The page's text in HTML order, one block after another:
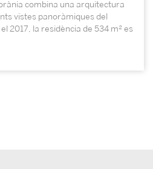
combina una arquitectura
vistes panoràmiques del
2017, la residència de 534 m² es